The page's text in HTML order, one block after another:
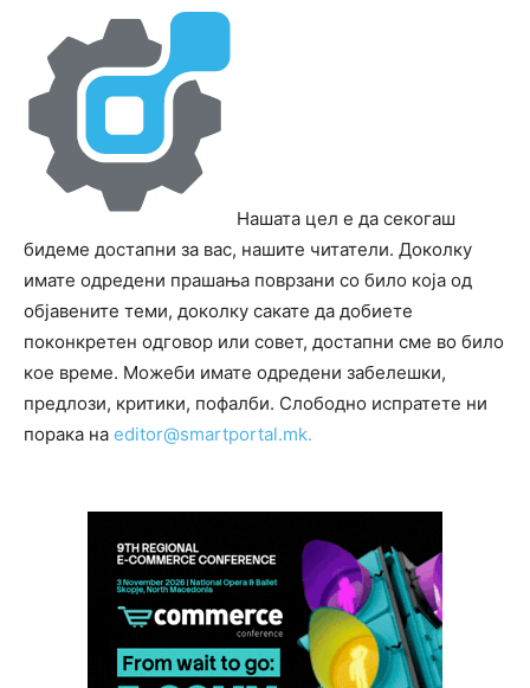
Нашата цел е да секогаш
бидеме достапни за вас, нашите читатели. Доколку
имате одредени прашања поврзани со било која од
објавените теми, доколку сакате да добиете
поконкретен одговор или совет, достапни сме во било
кое време. Можеби имате одредени забелешки,
предлози, критики, пофалби. Слободно испратете ни
порака на editor@smartportal.mk.